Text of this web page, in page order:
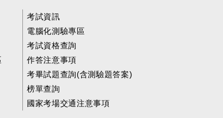
考試資訊
電腦化測驗專區
考試資格查詢
作答注意事項
考畢試題查詢(含測驗題答案)
榜單查詢
國家考場交通注意事項